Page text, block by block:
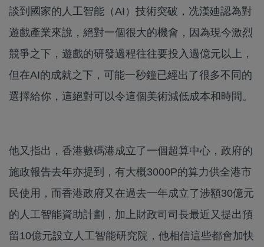
談到國家的人工智能（AI）技術突破，冼漢廸認為對
遊戲產業來說，絕對一個很大的機會，因為現今激烈
競爭之下，遊戲的研發過程往往要投入過億元以上，
但在AI的成就之下，可能一秒鐘已經出了很多不同的
選擇給你，這絕對可以令這個美術減低成本和時間。
他又指出，香港數碼港成立了一個超算中心，政府的
施政報告去年亦提到，有大概3000P的算力供全港市
民使用，而香港政府又在過去一年成立了涉額30億元
的人工智能資助計劃，加上財政司司長最近又提出預
留10億元設立人工智能研究院，他相信這些都會加快